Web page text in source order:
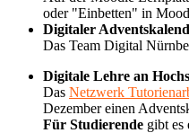
oder "Einbetten" in
Digitaler
Das Team Digital
Digitale Lehre an
Das Netzwerk
Dezember einen
Für Studierende gibt es